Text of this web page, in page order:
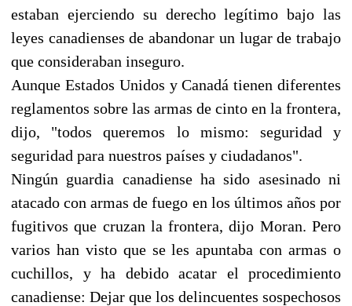
estaban ejerciendo su derecho legítimo bajo las
leyes canadienses de abandonar un lugar de trabajo
que consideraban inseguro.
Aunque Estados Unidos y Canadá tienen diferentes
reglamentos sobre las armas de cinto en la frontera,
dijo, "todos queremos lo mismo: seguridad y
seguridad para nuestros países y ciudadanos".
Ningún guardia canadiense ha sido asesinado ni
atacado con armas de fuego en los últimos años por
fugitivos que cruzan la frontera, dijo Moran. Pero
varios han visto que se les apuntaba con armas o
cuchillos, y ha debido acatar el procedimiento
canadiense: Dejar que los delincuentes sospechosos